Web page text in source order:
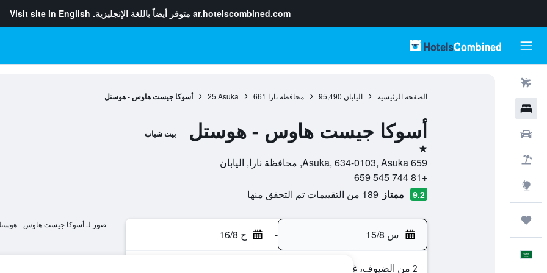
ar.hotelscombined.com متوفر أيضاً باللغة الإنجليزية. Visit site in English
الصفحة الرئيسية اليابان 95,490 محافظة نارا 661
Asuka
25 أسوكا جيست هاوس - هوستل
أسوكا جيست هاوس - هوستل بيت شباب
نجمة واحدة
659 Asuka, 634-0103, Asuka, محافظة نارا, اليابان
+81 744 545 659
9.2 ممتاز 189 من التقييمات تم التحقق منها
س 15/8 - ح 16/8
2 من الضيوف، غرفة واحدة
صور لـ أسوكا جيست هاوس -